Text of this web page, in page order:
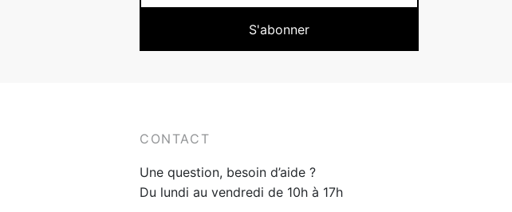
CONTACT
Une question, besoin d’aide ?
Du lundi au vendredi de 10h à 17h